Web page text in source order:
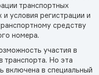
транспортных
условия регистрации и
средству
номера.
участия в
транспорта. Но эта
включена в специальный